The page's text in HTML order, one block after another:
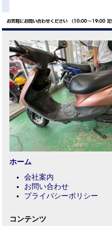
ホーム
会社案内
お問い合わせ
プライバシーポリシー
コンテンツ